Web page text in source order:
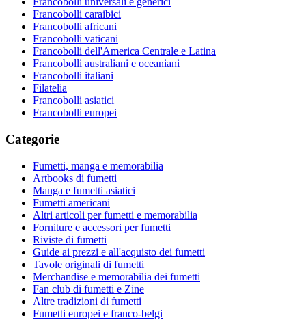
Francobolli caraibici
Francobolli africani
Francobolli vaticani
Francobolli dell'America Centrale e Latina
Francobolli australiani e oceaniani
Francobolli italiani
Filatelia
Francobolli asiatici
Francobolli europei
Categorie
Fumetti, manga e memorabilia
Artbooks di fumetti
Manga e fumetti asiatici
Fumetti americani
Altri articoli per fumetti e memorabilia
Forniture e accessori per fumetti
Riviste di fumetti
Guide ai prezzi e all'acquisto dei fumetti
Tavole originali di fumetti
Merchandise e memorabilia dei fumetti
Fan club di fumetti e Zine
Altre tradizioni di fumetti
Fumetti europei e franco-belgi